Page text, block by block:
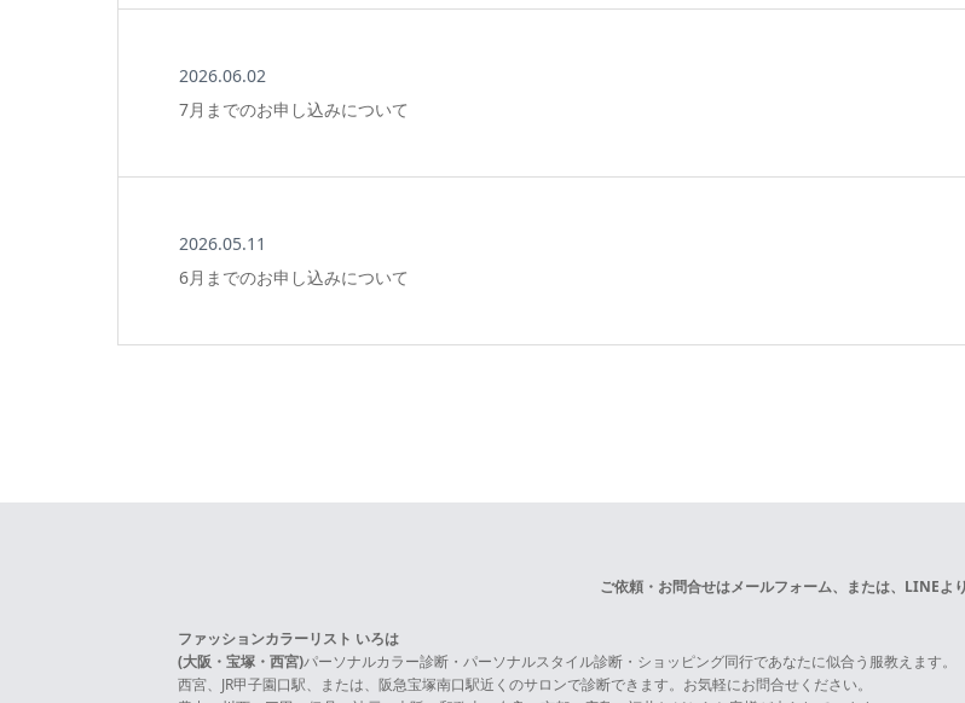
2026.06.02
7月までのお申し込みについて
2026.05.11
6月までのお申し込みについて
ご依頼・お問合せはメールフォーム、または、LINEよ
ファッションカラーリスト いろは
(大阪・宝塚・西宮)パーソナルカラー診断・パーソナルスタイル診断・ショッピング同行であなたに似合う服教えます。
西宮、JR甲子園口駅、または、阪急宝塚南口駅近くのサロンで診断できます。お気軽にお問合せください。